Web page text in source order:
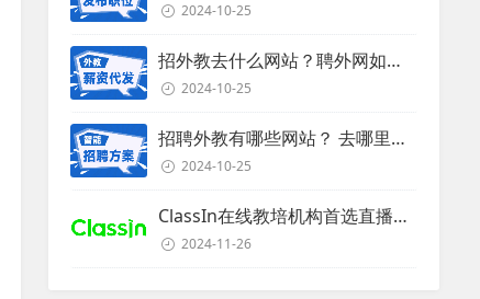
2024-10-25
招外教去什么网站？聘外网如何助力企业外教招聘
2024-10-25
招聘外教有哪些网站？ 去哪里招聘外教？
2024-10-25
ClassIn在线教培机构首选直播课堂服务商
2024-11-26